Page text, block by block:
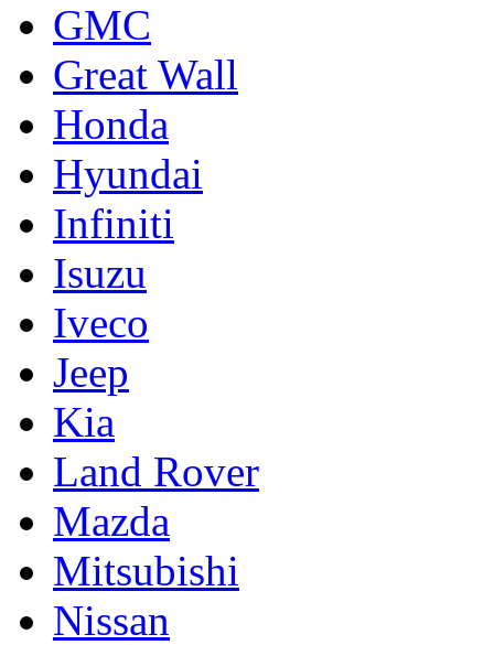
GMC
Great Wall
Honda
Hyundai
Infiniti
Isuzu
Iveco
Jeep
Kia
Land Rover
Mazda
Mitsubishi
Nissan